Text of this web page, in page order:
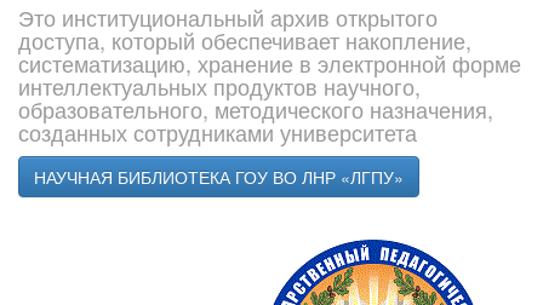
Это институциональный архив открытого
доступа, который обеспечивает накопление,
систематизацию, хранение в электронной форме
интеллектуальных продуктов научного,
образовательного, методического назначения,
созданных сотрудниками университета
НАУЧНАЯ БИБЛИОТЕКА ГОУ ВО ЛНР «ЛГПУ»